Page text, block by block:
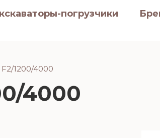
погрузчики
F2/1200/4000
4000